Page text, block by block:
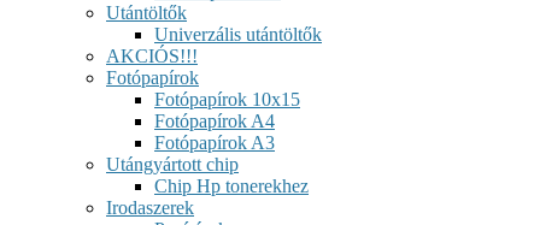
Utántöltők
Univerzális utántöltők
AKCIÓS!!!
Fotópapírok
Fotópapírok 10x15
Fotópapírok A4
Fotópapírok A3
Utángyártott chip
Chip Hp tonerekhez
Irodaszerek